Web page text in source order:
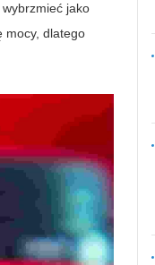
jako
mocy, dlatego